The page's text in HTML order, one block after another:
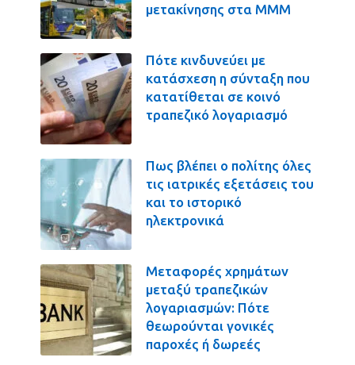
μετακίνησης στα ΜΜΜ
Πότε κινδυνεύει με
κατάσχεση η σύνταξη που
κατατίθεται σε κοινό
τραπεζικό λογαριασμό
Πως βλέπει ο πολίτης όλες
τις ιατρικές εξετάσεις του
και το ιστορικό
ηλεκτρονικά
Μεταφορές χρημάτων
μεταξύ τραπεζικών
λογαριασμών: Πότε
θεωρούνται γονικές
παροχές ή δωρεές